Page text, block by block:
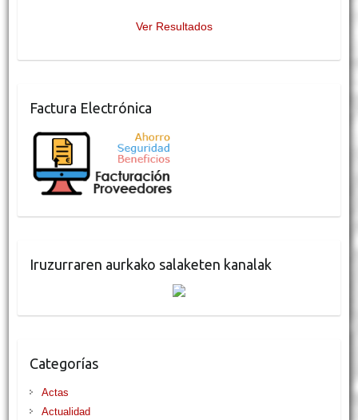
Ver Resultados
Factura Electrónica
Iruzurraren aurkako salaketen kanalak
Categorías
Actas
Actualidad